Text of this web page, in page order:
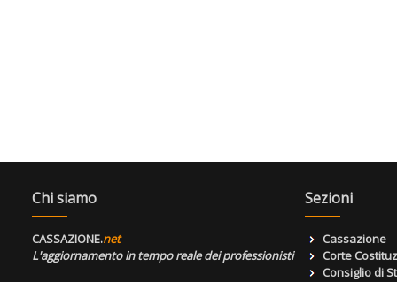
Chi siamo
CASSAZIONE.net
L'aggiornamento in tempo reale dei professionisti
Sezioni
Cassazione
Corte
Consiglio di